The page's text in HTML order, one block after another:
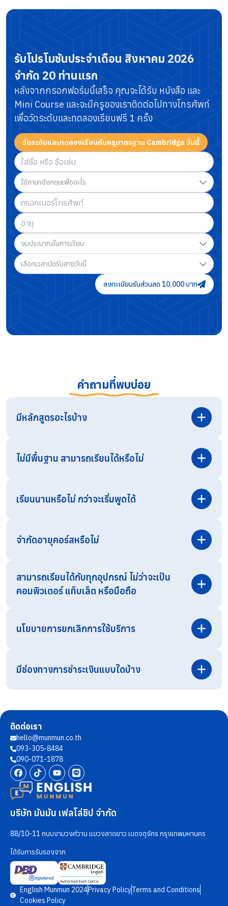
รับโปรโมชันประจำเดือน สิงหาคม 2026
จำกัด 20 ท่านแรก
หลังจากกรอกฟอร์มนี้เสร็จ คุณจะได้รับ หนังสือ และ
Mini Course และจะมีครูของเราติดต่อไปทางโทรศัพท์
เพื่อวัดระดับและทดลองเรียนฟรี 1 ครั้ง
วัดระดับและทดลองเรียนกับครูมาตรฐาน Cambridge วันนี้
ใช้ภาษาอังกฤษเพื่ออะไร
งบประมาณในการเรียน
เลือกเวลานัดรับสายวันนี้
ลงทะเบียนรับส่วนลด 10,000 บาท
คำถามที่พบบ่อย
มีหลักสูตรอะไรบ้าง
ไม่มีพื้นฐาน สามารถเรียนได้หรือไม่
เรียนนานหรือไม่ กว่าจะเริ่มพูดได้
จำกัดอายุคอร์สหรือไม่
สามารถเรียนได้กับทุกอุปกรณ์ ไม่ว่าจะเป็น
คอมพิวเตอร์ แท็บเล็ต หรือมือถือ
นโยบายการยกเลิกการใช้บริการ
มีช่องทางการชำระเงินแบบใดบ้าง
ติดต่อเรา
hello@munmun.co.th
093-305-8484
090-071-1878
บริษัท มันมัน เฟลโล่ชิป จำกัด
88/10-11 ถนนงามวงศ์วาน แขวงลาดยาว เขตจตุจักร กรุงเทพมหานคร
ได้รับการรับรองจาก
English Munmun 2024Privacy PolicyTerms and Conditions
Cookies Policy